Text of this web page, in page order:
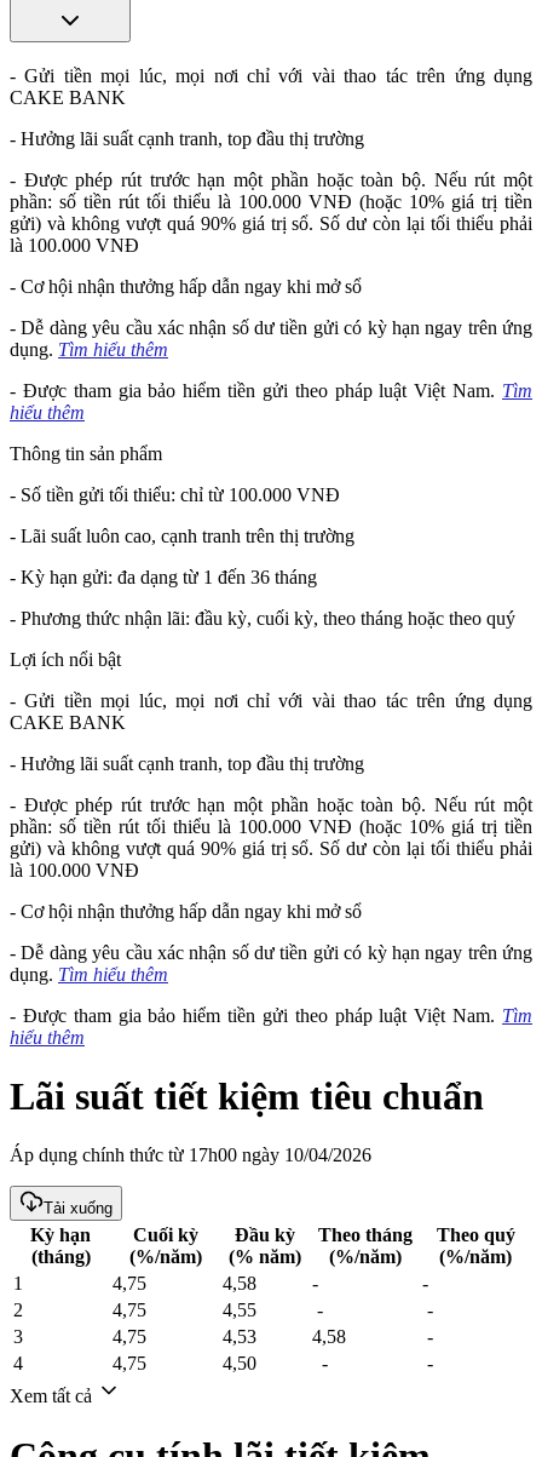
- Gửi tiền mọi lúc, mọi nơi chỉ với vài thao tác trên ứng dụng
CAKE BANK
- Hưởng lãi suất cạnh tranh, top đầu thị trường
- Được phép rút trước hạn một phần hoặc toàn bộ. Nếu rút một
phần: số tiền rút tối thiểu là 100.000 VNĐ (hoặc 10% giá trị tiền
gửi) và không vượt quá 90% giá trị sổ. Số dư còn lại tối thiểu phải
là 100.000 VNĐ
- Cơ hội nhận thưởng hấp dẫn ngay khi mở sổ
- Dễ dàng yêu cầu xác nhận số dư tiền gửi có kỳ hạn ngay trên ứng
dụng. Tìm hiểu thêm
- Được tham gia bảo hiểm tiền gửi theo pháp luật Việt Nam. Tìm
hiểu thêm
Thông tin sản phẩm
- Số tiền gửi tối thiểu: chỉ từ 100.000 VNĐ
- Lãi suất luôn cao, cạnh tranh trên thị trường
- Kỳ hạn gửi: đa dạng từ 1 đến 36 tháng
- Phương thức nhận lãi: đầu kỳ, cuối kỳ, theo tháng hoặc theo quý
Lợi ích nổi bật
- Gửi tiền mọi lúc, mọi nơi chỉ với vài thao tác trên ứng dụng
CAKE BANK
- Hưởng lãi suất cạnh tranh, top đầu thị trường
- Được phép rút trước hạn một phần hoặc toàn bộ. Nếu rút một
phần: số tiền rút tối thiểu là 100.000 VNĐ (hoặc 10% giá trị tiền
gửi) và không vượt quá 90% giá trị sổ. Số dư còn lại tối thiểu phải
là 100.000 VNĐ
- Cơ hội nhận thưởng hấp dẫn ngay khi mở sổ
- Dễ dàng yêu cầu xác nhận số dư tiền gửi có kỳ hạn ngay trên ứng
dụng. Tìm hiểu thêm
- Được tham gia bảo hiểm tiền gửi theo pháp luật Việt Nam. Tìm
hiểu thêm
Lãi suất tiết kiệm tiêu chuẩn
Áp dụng chính thức từ 17h00 ngày 10/04/2026
Tải xuống
Kỳ hạn
(tháng)
Cuối kỳ
(%/năm)
Đầu kỳ
(% năm)
Theo tháng
(%/năm)
Theo quý
(%/năm)
1
4,75 4,58 -
-
2
4,75 4,55 -
-
3
4,75 4,53 4,58
-
4
4,75 4,50 -
-
Xem tất cả